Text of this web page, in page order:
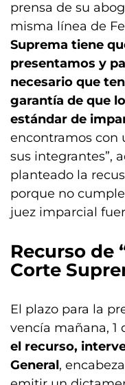
prensa de su
misma línea de
Suprema tiene
presentamos y
necesario que
garantía de que
estándar de
encontramos con
sus integrantes”,
planteado la
porque no
juez imparcial
Recurso de
Corte
El plazo para la
vencía mañana, 1
el recurso,
General,